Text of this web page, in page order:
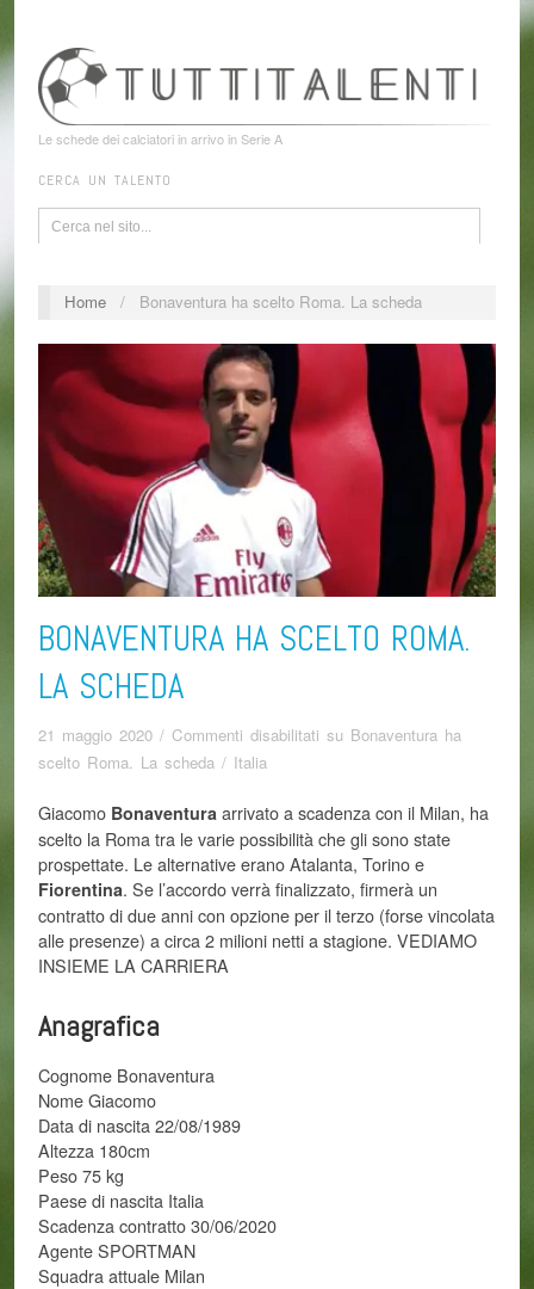
Le schede dei calciatori in arrivo in Serie A
CERCA UN TALENTO
Home / Bonaventura ha scelto Roma. La scheda
BONAVENTURA HA SCELTO ROMA.
LA SCHEDA
21 maggio 2020 / Commenti disabilitati su Bonaventura ha
scelto Roma. La scheda / Italia
Giacomo Bonaventuraarrivato a scadenza con il Milan, ha
scelto la Roma tra le varie possibilità che gli sono state
prospettate. Le alternative erano Atalanta, Torino e
Fiorentina. Se l’accordo verrà finalizzato, firmerà un
contratto di due anni con opzione per il terzo (forse vincolata
alle presenze) a circa 2 milioni netti a stagione. VEDIAMO
INSIEME LA CARRIERA
Anagrafica
Cognome Bonaventura
Nome Giacomo
Data di nascita 22/08/1989
Altezza 180cm
Peso 75 kg
Paese di nascita Italia
Scadenza contratto 30/06/2020
Agente SPORTMAN
Squadra attuale Milan